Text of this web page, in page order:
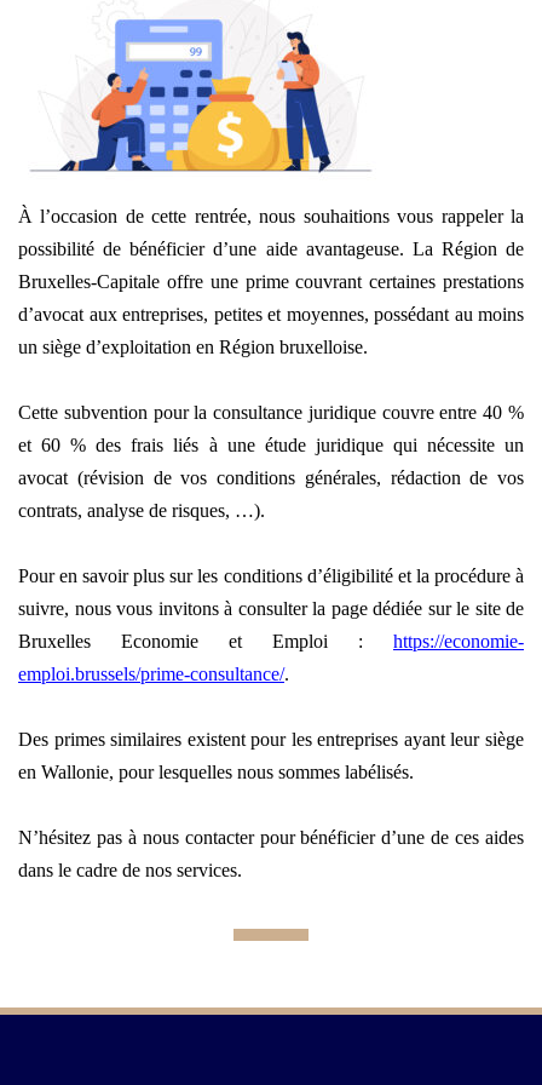
À l’occasion de cette rentrée, nous souhaitions vous rappeler la
possibilité de bénéficier d’une aide avantageuse. La Région de
Bruxelles-Capitale offre une prime couvrant certaines prestations
d’avocat aux entreprises, petites et moyennes, possédant au moins
un siège d’exploitation en Région bruxelloise.
Cette subvention pour la consultance juridique couvre entre 40 %
et 60 % des frais liés à une étude juridique qui nécessite un
avocat (révision de vos conditions générales, rédaction de vos
contrats, analyse de risques, …).
Pour en savoir plus sur les conditions d’éligibilité et la procédure à
suivre, nous vous invitons à consulter la page dédiée sur le site de
Bruxelles Economie et Emploi : https://economie-
emploi.brussels/prime-consultance/.
Des primes similaires existent pour les entreprises ayant leur siège
en Wallonie, pour lesquelles nous sommes labélisés.
N’hésitez pas à nous contacter pour bénéficier d’une de ces aides
dans le cadre de nos services.